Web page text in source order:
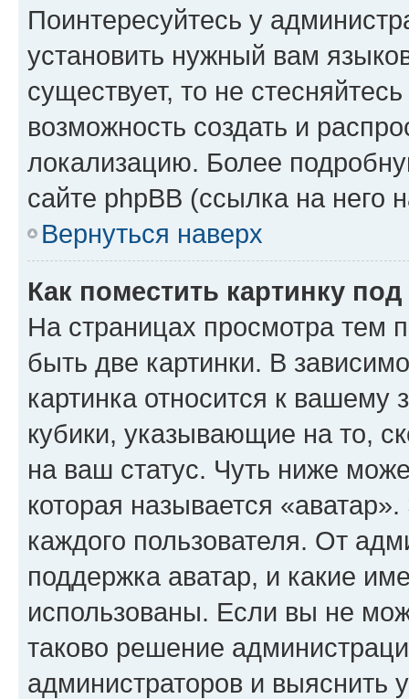
Поинтересуйтесь у
установить нужный вам
существует, то не
возможность создать и
локализацию. Более
сайте phpBB (ссылка на него
Вернуться наверх
Как поместить картинку
На страницах просмотра тем
быть две картинки. В
картинка относится к
кубики, указывающие на то,
на ваш статус. Чуть ниже
которая называется
каждого пользователя. От
поддержка аватар, и какие
использованы. Если вы не
таково решение
администраторов и выяснить